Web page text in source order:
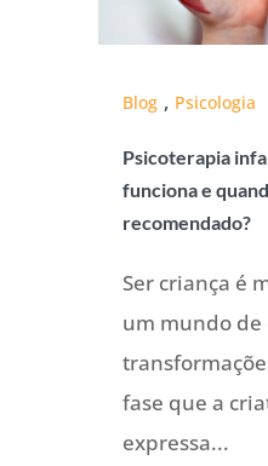
Blog , Psicologia
Psicoterapia
funciona e
recomendado?
Ser criança é
um mundo de
fase que a
expressa...